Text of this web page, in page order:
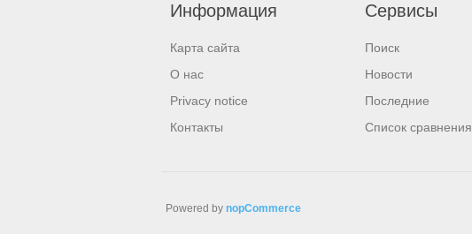
Информация
Карта сайта
О нас
Privacy notice
Контакты
Сервисы
Поиск
Новости
Последние
Список сравнения
Powered by nopCommerce